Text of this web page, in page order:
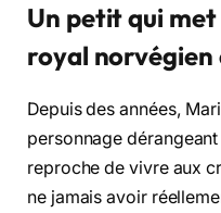
Un petit qui
royal norvégien
Depuis des années,
personnage
reproche de vivre aux
ne jamais avoir